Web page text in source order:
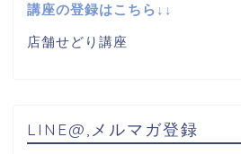
講座の登録はこちら↓↓
店舗せどり講座
LINE@,メルマガ登録